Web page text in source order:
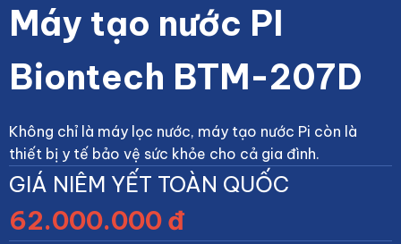
Máy tạo nước PI
Biontech BTM-207D
Không chỉ là máy lọc nước, máy tạo nước Pi còn là
thiết bị y tế bảo vệ sức khỏe cho cả gia đình.
GIÁ NIÊM YẾT TOÀN QUỐC
62.000.000 đ